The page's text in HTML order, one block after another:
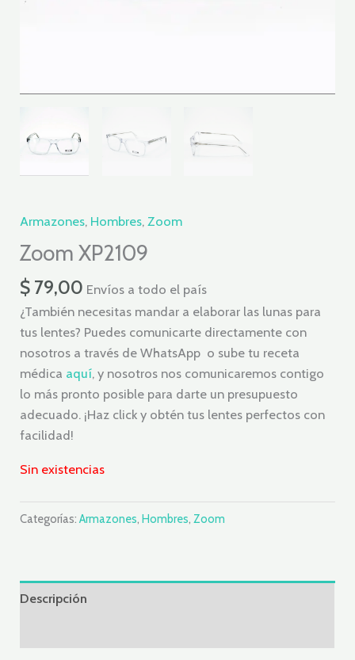
Armazones, Hombres,Zoom
Zoom XP2109
$ 79,00 Envíos a todo el país
¿También necesitas mandar a elaborar las lunas para
tus lentes? Puedes comunicarte directamente con
nosotros a través de WhatsApp o sube tu receta
médica aquí, y nosotros nos comunicaremos contigo
lo más pronto posible para darte un presupuesto
adecuado. ¡Haz click y obtén tus lentes perfectos con
facilidad!
Sin existencias
Categorías:Armazones,Hombres,Zoom
Descripción